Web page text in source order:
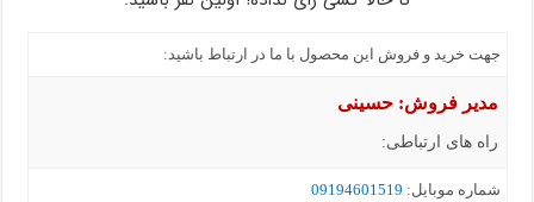
جهت خرید و فروش این محصول با ما در ارتباط باشید:
مدیر فروش: حسینی
راه های ارتباطی:
شماره موبايل: 09194601519